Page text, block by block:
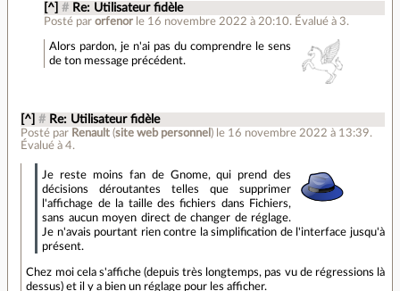
[^] # Re: Utilisateur fidèle
Posté par orfenor le 16 novembre 2022 à 20:10. Évalué à 3.
Alors pardon, je n'ai pas du comprendre le sens
de ton message précédent.
[^] # Re: Utilisateur fidèle
Posté par Renault (site web personnel ) le 16 novembre 2022 à 13:39.
Évalué à4.
Je reste moins fan de Gnome, qui prend des
décisions déroutantes telles que supprimer
l'affichage de la taille des fichiers dans Fichiers,
sans aucun moyen direct de changer de réglage.
Je n'avais pourtant rien contre la simplification de l'interface jusqu'à
présent.
Chez moi cela s'affiche (depuis très longtemps, pas vu de régressions là
dessus) et il y a bien un réglage pour les afficher.